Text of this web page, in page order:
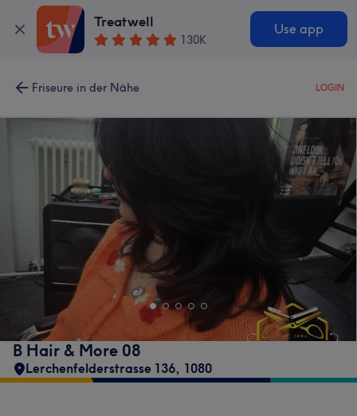
Treatwell
130K
Use app
Friseure in der Nähe LOGIN
B Hair & More 08
Lerchenfelderstrasse 136, 1080